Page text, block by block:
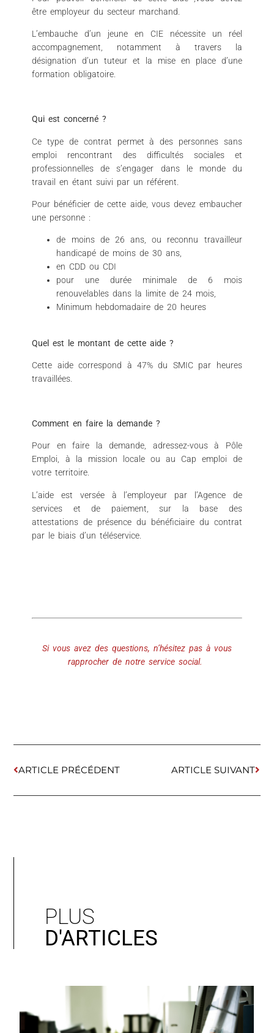
être employeur du secteur marchand.
L’embauche d’un jeune en CIE nécessite un réel
accompagnement, notamment à travers la
désignation d’un tuteur et la mise en place d’une
formation obligatoire.
Qui est concerné ?
Ce type de contrat permet à des personnes sans
emploi rencontrant des difficultés sociales et
professionnelles de s’engager dans le monde du
travail en étant suivi par un référent.
Pour bénéficier de cette aide, vous devez embaucher
une personne :
de moins de 26 ans, ou reconnu travailleur
handicapé de moins de 30 ans,
en CDD ou CDI
pour une durée minimale de 6 mois
renouvelables dans la limite de 24 mois,
Minimum hebdomadaire de 20 heures
Quel est le montant de cette aide ?
Cette aide correspond à 47% du SMIC par heures
travaillées.
Comment en faire la demande ?
Pour en faire la demande, adressez-vous à Pôle
Emploi, à la mission locale ou au Cap emploi de
votre territoire.
L’aide est versée à l’employeur par l’Agence de
services et de paiement, sur la base des
attestations de présence du bénéficiaire du contrat
par le biais d’un téléservice.
Si vous avez des questions, n’hésitez pas à vous
rapprocher de notre service social.
ARTICLE PRÉCÉDENT ARTICLE SUIVANT
PLUS
D'ARTICLES